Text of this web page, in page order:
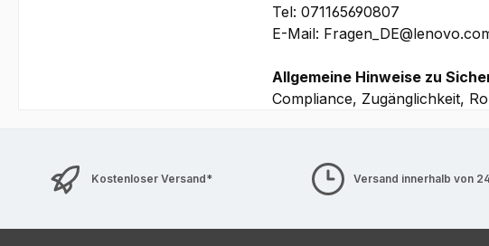
Tel: 071165690807
E-Mail:
Allgemeine Hinweise zu
Compliance, Zugänglichkeit,
Kostenloser Versand* Versand innerhalb von